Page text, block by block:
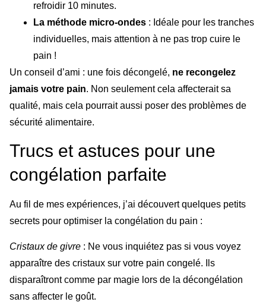
refroidir 10 minutes.
La méthode micro-ondes : Idéale pour les tranches
individuelles, mais attention à ne pas trop cuire le
pain !
Un conseil d’ami : une fois décongelé, ne recongelez
jamais votre pain. Non seulement cela affecterait sa
qualité, mais cela pourrait aussi poser des problèmes de
sécurité alimentaire.
Trucs et astuces pour une
congélation parfaite
Au fil de mes expériences, j’ai découvert quelques petits
secrets pour optimiser la congélation du pain :
Cristaux de givre : Ne vous inquiétez pas si vous voyez
apparaître des cristaux sur votre pain congelé. Ils
disparaîtront comme par magie lors de la décongélation
sans affecter le goût.